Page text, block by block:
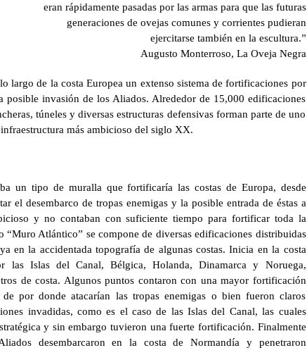
eran rápidamente pasadas por las armas para que las futuras
generaciones de ovejas comunes y corrientes pudieran
ejercitarse también en la escultura.”
Augusto Monterroso, La Oveja Negra
largo de la costa Europea un extenso sistema de fortificaciones por
posible invasión de los Aliados. Alrededor de 15,000 edificaciones
túneles y diversas estructuras defensivas forman parte de uno
más ambicioso del siglo XX.
un tipo de muralla que fortificaría las costas de Europa, desde
el desembarco de tropas enemigas y la posible entrada de éstas a
y no contaban con suficiente tiempo para fortificar toda la
“Muro Atlántico” se compone de diversas edificaciones distribuidas
en la accidentada topografía de algunas costas. Inicia en la costa
las Islas del Canal, Bélgica, Holanda, Dinamarca y Noruega,
de costa. Algunos puntos contaron con una mayor fortificación
por donde atacarían las tropas enemigas o bien fueron claros
invadidas, como es el caso de las Islas del Canal, las cuales
y sin embargo tuvieron una fuerte fortificación. Finalmente
desembarcaron en la costa de Normandía y penetraron